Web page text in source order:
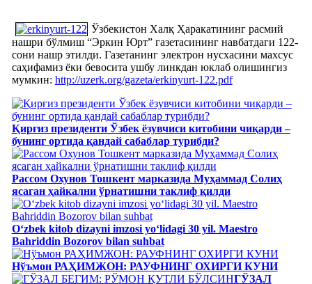
Ўзбекистон Халқ Ҳаракатининг расмий
нашри бўлмиш “Эркин Юрт” газетасининг навбатдаги 122-
сони нашр этилди. Газетанинг электрон нусхасини махсус
саҳифамиз ёки бевосита ушбу линкдан юклаб олишингиз
мумкин: http://uzerk.org/gazeta/erkinyurt-122.pdf
Қирғиз президенти Ўзбек ёзувчиси китобини чиқарди –
бунинг ортида қандай сабаблар турибди?
Рассом Охунов Тошкент марказида Муҳаммад Солиҳ
яcаган ҳайкални ўрнатишни таклиф қилди
Oʻzbek kitob dizayni imzosi yoʻlidagi 30 yil. Maestro
Bahriddin Bozorov bilan suhbat
Нўъмон РАҲИМЖОН: РАУФНИНГ ОХИРГИ КУНИ
ГЎЗАЛ